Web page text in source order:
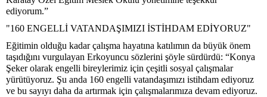
ediyorum.”
"160 ENGELLİ VATANDAŞIMIZI İSTİHDAM EDİYORUZ"
Eğitimin olduğu kadar çalışma hayatına katılımın da büyük önem
taşıdığını vurgulayan Erkoyuncu sözlerini şöyle sürdürdü: “Konya
Şeker olarak engelli bireylerimiz için çeşitli sosyal çalışmalar
yürütüyoruz. Şu anda 160 engelli vatandaşımızı istihdam ediyoruz
ve bu sayıyı daha da artırmak için çalışmalarımıza devam ediyoruz.